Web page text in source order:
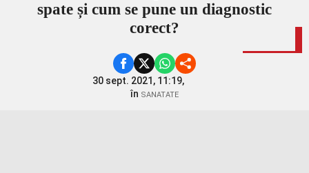
spate și cum se pune un diagnostic
corect?
30 sept. 2021, 11:19,
în SANATATE